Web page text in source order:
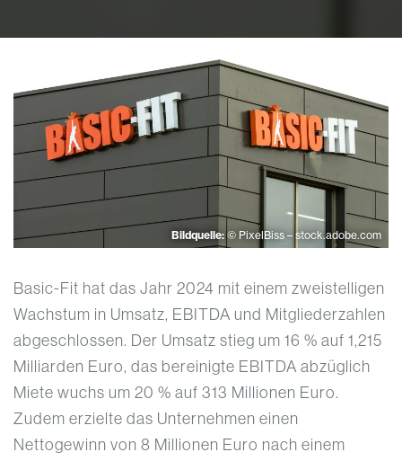
Bildquelle: © PixelBiss – stock.adobe.com
Basic-Fit hat das Jahr 2024 mit einem zweistelligen
Wachstum in Umsatz, EBITDA und Mitgliederzahlen
abgeschlossen. Der Umsatz stieg um 16 % auf 1,215
Milliarden Euro, das bereinigte EBITDA abzüglich
Miete wuchs um 20 % auf 313 Millionen Euro.
Zudem erzielte das Unternehmen einen
Nettogewinn von 8 Millionen Euro nach einem